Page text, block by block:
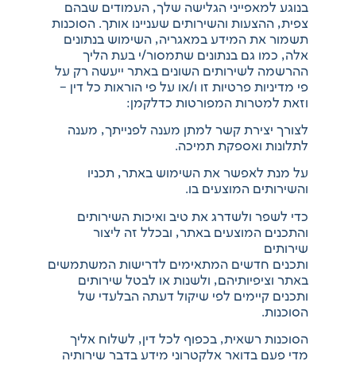
בנוגע למאפייני הגלישה שלך, העמודים שבהם
צפית, ההצעות והשירותים שעניינו אותך. הסוכנות
תשמור את המידע במאגריה, השימוש בנתונים
אלה, כמו גם בנתונים שתמסור/י בעת הליך
ההרשמה לשירותים השונים באתר ייעשה רק על
פי מדיניות פרטיות זו ו/או על פי הוראות כל דין –
וזאת למטרות המפורטות כדלקמן:
לצורך יצירת קשר למתן מענה לפנייתך, מענה
לתלונות ואספקת תמיכה.
על מנת לאפשר את השימוש באתר, תכניו
והשירותים המוצעים בו.
כדי לשפר ולשדרג את טיב ואיכות השירותים
והתכנים המוצעים באתר, ובכלל זה ליצור
שירותים
ותכנים חדשים המתאימים לדרישות המשתמשים
באתר וציפיותיהם, ולשנות או לבטל שירותים
ותכנים קיימים לפי שיקול דעתה הבלעדי של
הסוכנות.
הסוכנות רשאית, בכפוף לכל דין, לשלוח אליך
מדי פעם בדואר אלקטרוני מידע בדבר שירותיה